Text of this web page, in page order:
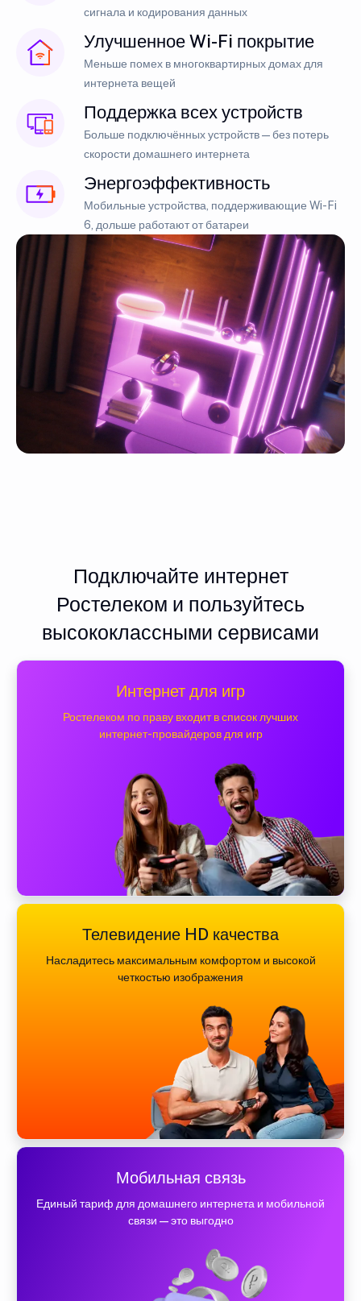
сигнала и кодирования данных
Улучшенное Wi-Fi покрытие
Меньше помех в многоквартирных домах для
интернета вещей
Поддержка всех устройств
Больше подключённых устройств — без потерь
скорости домашнего интернета
Энергоэффективность
Мобильные устройства, поддерживающие Wi-Fi
6, дольше работают от батареи
Подключайте интернет
Ростелеком и пользуйтесь
высококлассными сервисами
Интернет для игр
Ростелеком по праву входит в список лучших
интернет-провайдеров для игр
Телевидение HD качества
Насладитесь максимальным комфортом и высокой
четкостью изображения
Мобильная связь
Единый тариф для домашнего интернета и мобильной
связи — это выгодно